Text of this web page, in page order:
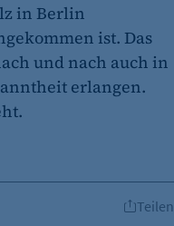
in Berlin
ist. Das
und nach auch in
erlangen.
Teilen